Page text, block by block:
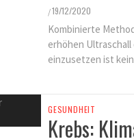
/19/12/2020
Kombinierte
erhöhen
einzusetzen ist
GESUNDHEIT
Krebs: